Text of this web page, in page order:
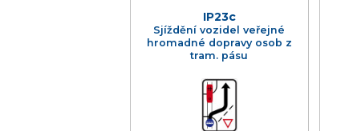
IP23c
Sjíždění vozidel veřejné
hromadné dopravy osob z
tram. pásu